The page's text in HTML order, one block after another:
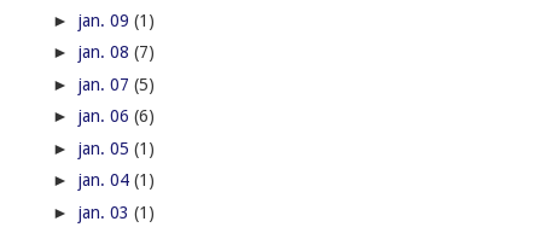
► jan. 09 (1)
► jan. 08 (7)
► jan. 07 (5)
► jan. 06 (6)
► jan. 05 (1)
► jan. 04 (1)
► jan. 03 (1)